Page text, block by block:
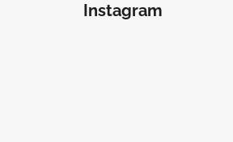
Instagram